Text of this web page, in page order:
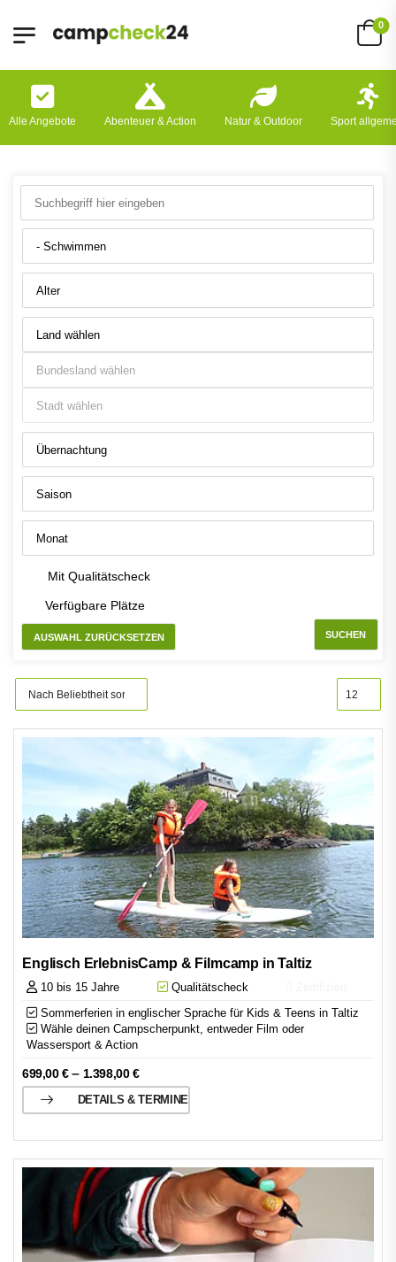
0
Alle Angebote Abenteuer & Action Natur & Outdoor Sport
Mit Qualitätscheck
Verfügbare Plätze
AUSWAHL ZURÜCKSETZEN SUCHEN
Englisch ErlebnisCamp & Filmcamp in Taltiz
10 bis 15 Jahre Qualitätscheck
Sommerferien in englischer Sprache für Kids & Teens in Taltiz
Wähle deinen Campscherpunkt, entweder Film oder
Wassersport & Action
699,00€– 1.398,00€
DETAILS & TERMINE